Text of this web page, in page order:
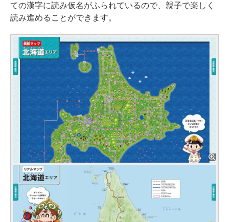
ての漢字に読み仮名がふられているので、親子で楽しく
読み進めることができます。